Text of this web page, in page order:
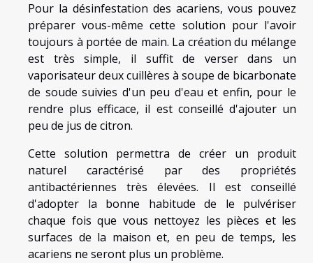
Pour la désinfestation des acariens, vous pouvez
préparer vous-même cette solution pour l'avoir
toujours à portée de main. La création du mélange
est très simple, il suffit de verser dans un
vaporisateur deux cuillères à soupe de bicarbonate
de soude suivies d'un peu d'eau et enfin, pour le
rendre plus efficace, il est conseillé d'ajouter un
peu de jus de citron.
Cette solution permettra de créer un produit
naturel caractérisé par des propriétés
antibactériennes très élevées. Il est conseillé
d'adopter la bonne habitude de le pulvériser
chaque fois que vous nettoyez les pièces et les
surfaces de la maison et, en peu de temps, les
acariens ne seront plus un problème.